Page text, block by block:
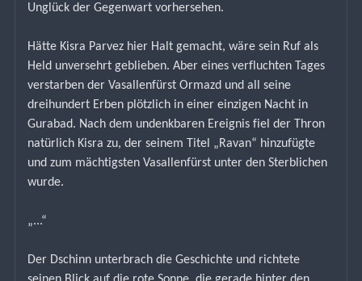
Unglück der Gegenwart vorhersehen.
Hätte Kisra Parvez hier Halt gemacht, wäre sein Ruf als
Held unversehrt geblieben. Aber eines verfluchten Tages
verstarben der Vasallenfürst Ormazd und all seine
dreihundert Erben plötzlich in einer einzigen Nacht in
Gurabad. Nach dem undenkbaren Ereignis fiel der Thron
natürlich Kisra zu, der seinem Titel „Ravan“ hinzufügte
und zum mächtigsten Vasallenfürst unter den Sterblichen
wurde.
„...“
Der Dschinn unterbrach die Geschichte und richtete